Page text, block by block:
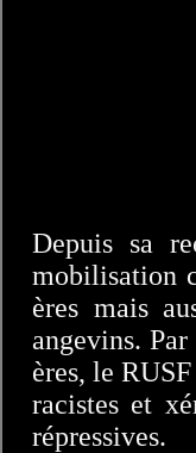
Depuis sa
mobilisation
ères mais
angevins.
ères, le
racistes et
répressives.